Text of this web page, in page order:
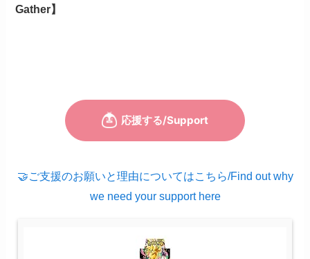
Gather】
🤝ご支援のお願いと理由についてはこちら/Find out why
we need your support here